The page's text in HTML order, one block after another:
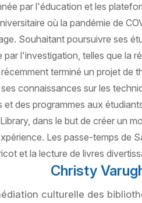
par l'éducation et les
où la pandémie de
Souhaitant poursuivre ses
l'investigation, telles que la
terminé un projet de
connaissances sur les
des programmes aux
dans le but de créer un
Les passe-temps de
et la lecture de livres
Christy
culturelle des